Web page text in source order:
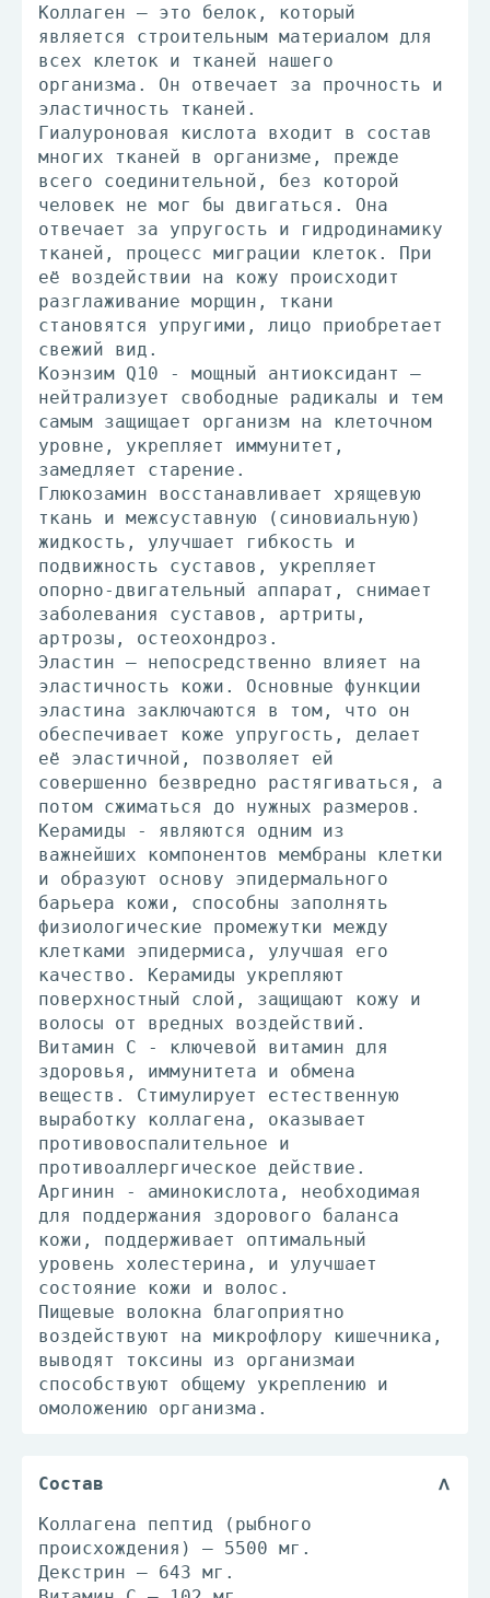
Коллаген — это белок, который
является строительным материалом для
всех клеток и тканей нашего
организма. Он отвечает за прочность и
эластичность тканей.
Гиалуроновая кислота входит в состав
многих тканей в организме, прежде
всего соединительной, без которой
человек не мог бы двигаться. Она
отвечает за упругость и гидродинамику
тканей, процесс миграции клеток. При
её воздействии на кожу происходит
разглаживание морщин, ткани
становятся упругими, лицо приобретает
свежий вид.
Коэнзим Q10 - мощный антиоксидант –
нейтрализует свободные радикалы и тем
самым защищает организм на клеточном
уровне, укрепляет иммунитет,
замедляет старение.
Глюкозамин восстанавливает хрящевую
ткань и межсуставную (синовиальную)
жидкость, улучшает гибкость и
подвижность суставов, укрепляет
опорно-двигательный аппарат, снимает
заболевания суставов, артриты,
артрозы, остеохондроз.
Эластин – непосредственно влияет на
эластичность кожи. Основные функции
эластина заключаются в том, что он
обеспечивает коже упругость, делает
её эластичной, позволяет ей
совершенно безвредно растягиваться, а
потом сжиматься до нужных размеров.
Керамиды - являются одним из
важнейших компонентов мембраны клетки
и образуют основу эпидермального
барьера кожи, способны заполнять
физиологические промежутки между
клетками эпидермиса, улучшая его
качество. Керамиды укрепляют
поверхностный слой, защищают кожу и
волосы от вредных воздействий.
Витамин C - ключевой витамин для
здоровья, иммунитета и обмена
веществ. Стимулирует естественную
выработку коллагена, оказывает
противовоспалительное и
противоаллергическое действие.
Аргинин - аминокислота, необходимая
для поддержания здорового баланса
кожи, поддерживает оптимальный
уровень холестерина, и улучшает
состояние кожи и волос.
Пищевые волокна благоприятно
воздействуют на микрофлору кишечника,
выводят токсины из организмаи
способствуют общему укреплению и
омоложению организма.
Состав
Коллагена пептид (рыбного
происхождения) – 5500 мг.
Декстрин – 643 мг.